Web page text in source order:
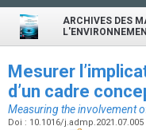
ARCHIVES DES
Mesurer
d’un cadre
Measuring the involvement
Doi : 10.1016/j.admp.2021.07.005